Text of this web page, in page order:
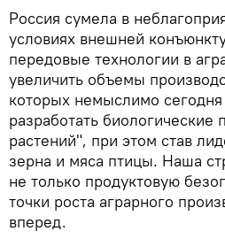
Россия сумела в
условиях внешней
передовые технологии в
увеличить объемы
которых немыслимо
разработать
растений", при этом став
зерна и мяса птицы. Наша
не только продуктовую
точки роста аграрного
вперед.